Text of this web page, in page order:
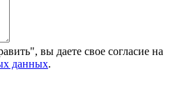
вы даете свое согласие на
данных.